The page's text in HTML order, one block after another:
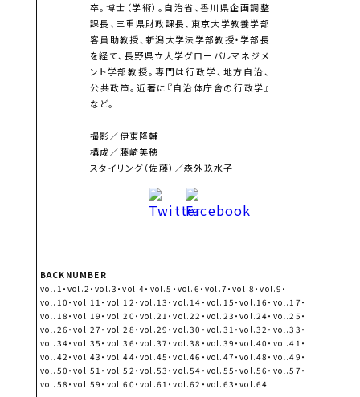
卒。博士（学術）。自治省、香川県企画調整
課長、三重県財政課長、東京大学教養学部
客員助教授、新潟大学法学部教授・学部長
を経て、長野県立大学グローバルマネジメ
ント学部教授。専門は行政学、地方自治、
公共政策。近著に『自治体庁舎の行政学』
など。
撮影／伊東隆輔
構成／藤崎美穂
スタイリング（佐藤）／森外玖水子
BACKNUMBER
vol.1 vol.2 vol.3 vol.4 vol.5 vol.6 vol.7 vol.8 vol.9
vol.10 vol.11 vol.12 vol.13 vol.14 vol.15 vol.16 vol.17
vol.18 vol.19 vol.20 vol.21 vol.22 vol.23 vol.24 vol.25
vol.26 vol.27 vol.28 vol.29 vol.30 vol.31 vol.32 vol.33
vol.34 vol.35 vol.36 vol.37 vol.38 vol.39 vol.40 vol.41
vol.42 vol.43 vol.44 vol.45 vol.46 vol.47 vol.48 vol.49
vol.50 vol.51 vol.52 vol.53 vol.54 vol.55 vol.56 vol.57
vol.58 vol.59 vol.60 vol.61 vol.62 vol.63 vol.64